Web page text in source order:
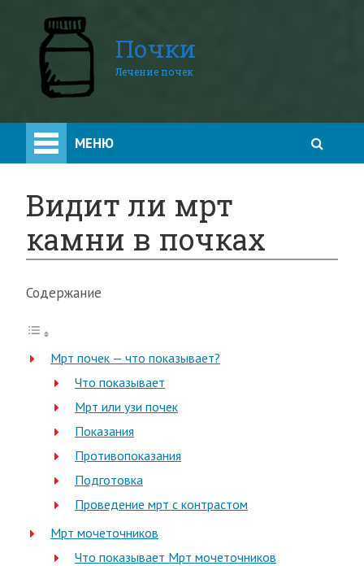
Почки
Лечение почек
МЕНЮ
Видит ли мрт
камни в почках
Содержание
Мрт почек — что показывает?
Что показывает
Мрт или узи почек
Показания
Противопоказания
Подготовка
Проведение мрт с контрастом
Мрт мочеточников
Что показывает Мрт мочеточников